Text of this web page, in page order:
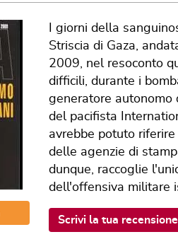
I giorni della
Striscia di Gaza,
2009, nel resoconto
difficili, durante i
generatore autonomo
del pacifista
avrebbe potuto
delle agenzie di
dunque, raccoglie
dell'offensiva militare
Scrivi la tua recensione